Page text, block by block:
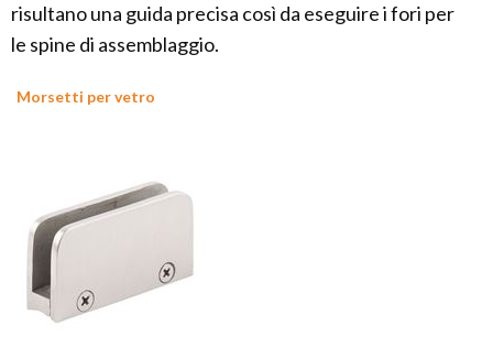
risultano una guida precisa così da eseguire i fori per
le spine di assemblaggio.
Morsetti per vetro